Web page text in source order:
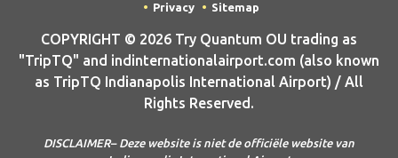
Privacy
Sitemap
COPYRIGHT © 2026 Try Quantum OU trading as
"TripTQ" and indinternationalairport.com (also known
as TripTQ Indianapolis International Airport) / All
Rights Reserved.
DISCLAIMER– Deze website is niet de officiële website van